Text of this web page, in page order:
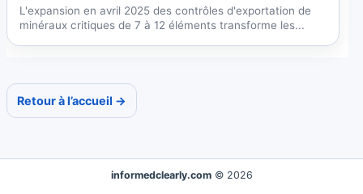
L'expansion en avril 2025 des contrôles d'exportation de
minéraux critiques de 7 à 12 éléments transforme les...
Retour à l’accueil →
informedclearly.com © 2026